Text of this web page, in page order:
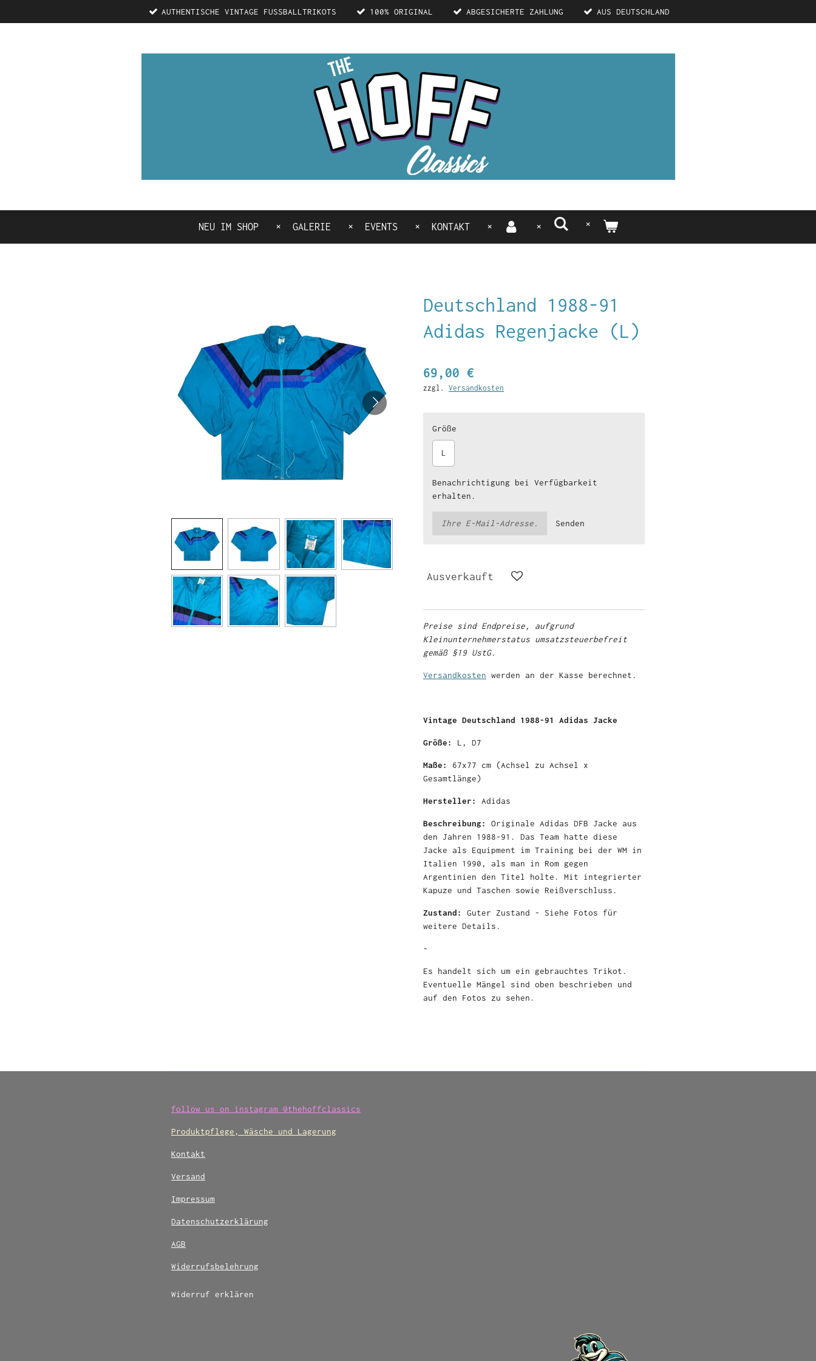
Hauptinhalt
AUTHENTISCHE VINTAGE FUSSBALLTRIKOTS 100% ORIGINAL ABGESICHERTE ZAHLUNG AUS DEUTSCHLAND
NEU IM SHOP GALERIE EVENTS KONTAKT
Deutschland 1988-91
Adidas Regenjacke (L)
69,00 €
zzgl. Versandkosten
Größe
L
Benachrichtigung bei Verfügbarkeit
erhalten.
Senden
Ausverkauft
Preise sind Endpreise, aufgrund
Kleinunternehmerstatus umsatzsteuerbefreit
gemäß §19 UstG.
Versandkosten werden an der Kasse berechnet.
Vintage Deutschland 1988-91 Adidas Jacke
Größe: L, D7
Maße: 67x77 cm (Achsel zu Achsel x
Gesamtlänge)
Hersteller: Adidas
Beschreibung:
Originale Adidas DFB Jacke aus
den Jahren 1988-91. Das Team hatte diese
Jacke als Equipment im Training bei der WM in
Italien 1990, als man in Rom gegen
Argentinien den Titel holte. Mit integrierter
Kapuze und Taschen sowie Reißverschluss.
Zustand:
Guter Zustand - Siehe Fotos für
weitere Details.
-
Es handelt sich um ein gebrauchtes Trikot.
Eventuelle Mängel sind oben beschrieben und
auf den Fotos zu sehen.
follow us on instagram @thehoffclassics
Produktpflege, Wäsche und Lagerung
Kontakt
Versand
Impressum
Datenschutzerklärung
AGB
Widerrufsbelehrung
Widerruf erklären